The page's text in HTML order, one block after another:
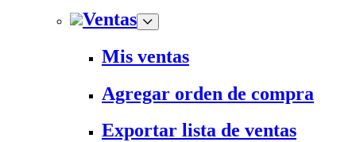
Ventas
Mis ventas
Agregar orden de compra
Exportar lista de ventas